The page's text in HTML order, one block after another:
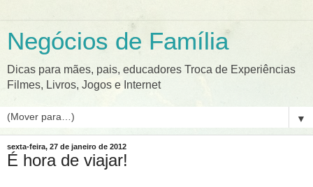
Negócios de Família
Dicas para mães, pais, educadores Troca de Experiências
Filmes, Livros, Jogos e Internet
▼
sexta-feira, 27 de janeiro de 2012
É hora de viajar!